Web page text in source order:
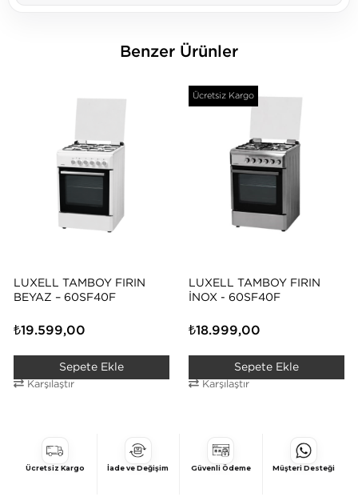
Benzer Ürünler
LUXELL TAMBOY FIRIN
BEYAZ – 60SF40F
₺19.599,00
Sepete Ekle
Karşılaştır
LUXELL TAMBOY FIRIN
İNOX - 60SF40F
₺18.999,00
Sepete Ekle
Karşılaştır
Ücretsiz Kargo
Ücretsiz Kargo İade ve Değişim Güvenli Ödeme Müşteri Desteği